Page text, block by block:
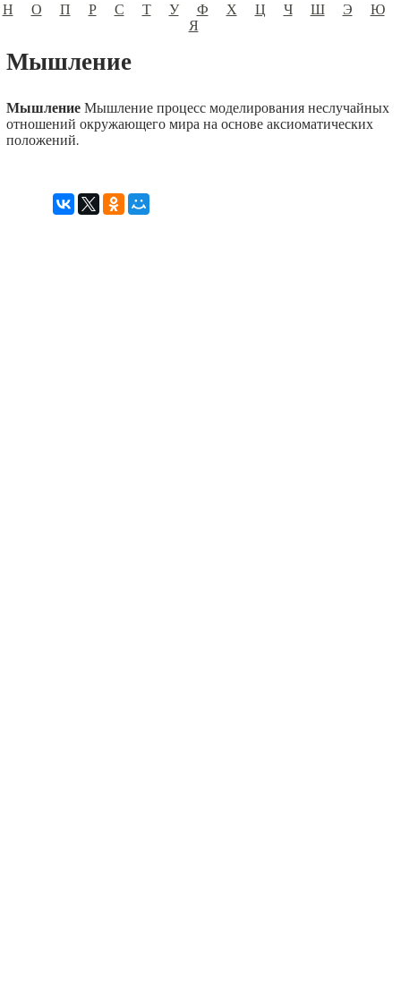
Н
О П Р С Т У Ф Х Ц Ч Ш Э
Ю
Я
Мышление
МышлениеМышление процесс моделирования неслучайных
отношений окружающего мира на основе аксиоматических
положений.